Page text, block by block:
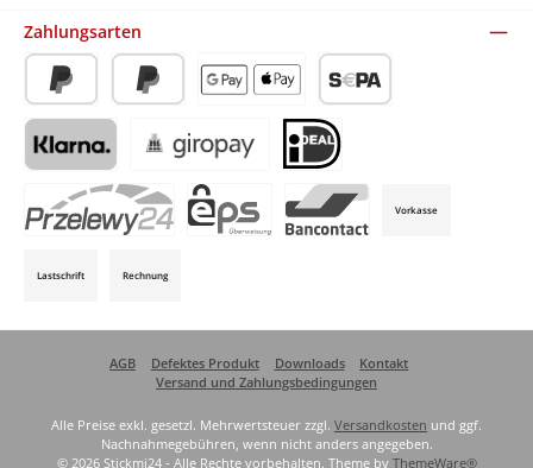
Zahlungsarten
PayPal Später BezahlenApple Pay / Google Pay (via Stripe)
SEPA-Lastschrift (via Stripe)
Klarna (via Stripe)Giropay (via Stripe) iDeal (via Stripe)
Vorkasse
Lastschrift Rechnung
AGB Defektes Produkt Downloads
Kontakt
Versand und Zahlungsbedingungen
Alle Preise exkl. gesetzl. Mehrwertsteuer zzgl. Versandkosten und ggf.
Nachnahmegebühren, wenn nicht anders angegeben.
© 2026 Stickmi24 - Alle Rechte vorbehalten. Theme by ThemeWare®